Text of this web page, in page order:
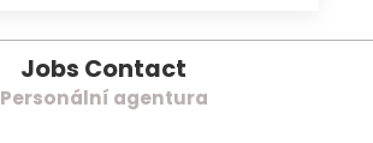
Jobs Contact
Personální agentura